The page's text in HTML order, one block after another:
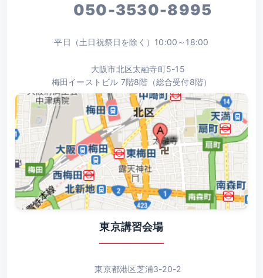
050-3530-8995
平日（土日祝祭日を除く）10:00～18:00
大阪市北区太融寺町5-15
梅田イーストビル 7階8階（総合受付8階）
東京講習会場
東京都港区芝浦3-20-2